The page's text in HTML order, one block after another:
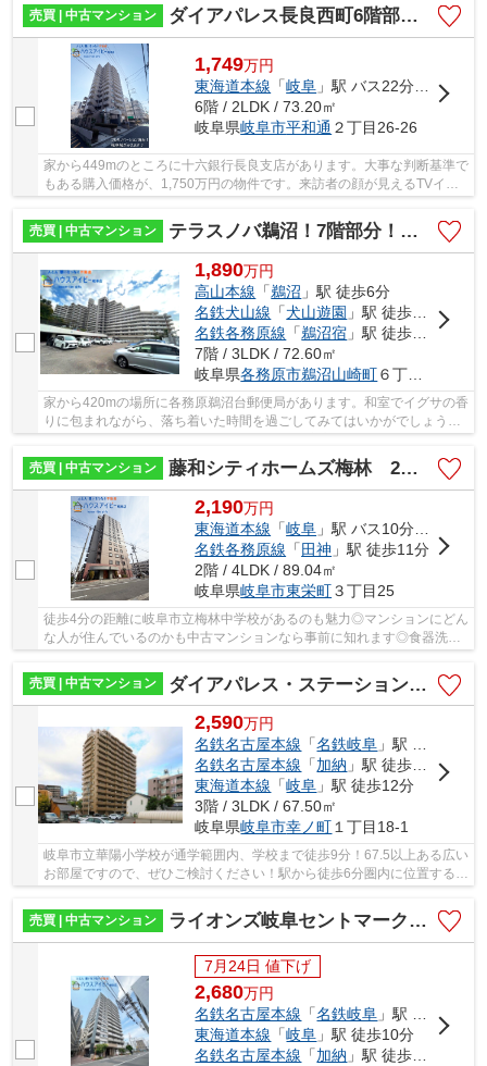
売買 | 中古マンション ダイアパレス長良西町6階部分！日当り・眺望良好です♪近隣駐車場確保あり！最寄りのバス停徒歩3分！
1,749万円
東海道本線 「岐阜 」駅 バス22分 「長良平和通り」 停歩2分
6階 / 2LDK / 73.20㎡
岐阜県岐阜市平和通 ２丁目26-26
家から449mのところに十六銀行長良支店があります。大事な判断基準で
もある購入価格が、1,750万円の物件です。来訪者の顔が見えるTVイン
売買 | 中古マンション
テラスノバ鵜沼！7階部分！管理費・修繕積立金合わせて13660円！ランニングコストが抑えられます♪
1,890万円
高山本線 「鵜沼 」駅 徒歩6分
名鉄犬山線 「犬山遊園 」駅 徒歩20分
名鉄各務原線 「鵜沼宿 」駅 徒歩24分
7階 / 3LDK / 72.60㎡
岐阜県各務原市鵜沼山崎町６丁目8-1
家から420mの場所に各務原鵜沼台郵便局があります。和室でイグサの香
りに包まれながら、落ち着いた時間を過ごしてみてはいかがでしょう
か。18階建ての建物もお探ししますので、ご安心...
売買 | 中古マンション
藤和シティホームズ梅林 2階南東角部屋！ペット飼育可能なマンション！お風呂の窓！4LDK！
2,190万円
東海道本線 「岐阜 」駅 バス10分 「東栄町3丁目」 停歩1分
名鉄各務原線 「田神 」駅 徒歩11分
2階 / 4LDK / 89.04㎡
岐阜県岐阜市東栄町３丁目25
徒歩4分の距離に岐阜市立梅林中学校があるのも魅力◎マンションにどん
な人が住んでいるのかも中古マンションなら事前に知れます◎食器洗乾
燥機は食後の家事の時間短縮に役立ちます◎住ま...
売買 | 中古マンション
ダイアパレス・ステーションプラザ新岐阜！名鉄岐阜駅まで徒歩6分！
2,590万円
名鉄名古屋本線 「名鉄岐阜 」駅 徒歩6分
名鉄名古屋本線 「加納 」駅 徒歩11分
東海道本線 「岐阜 」駅 徒歩12分
3階 / 3LDK / 67.50㎡
岐阜県岐阜市幸ノ町１丁目18-1
岐阜市立華陽小学校が通学範囲内、学校まで徒歩9分！67.5以上ある広い
お部屋ですので、ぜひご検討ください！駅から徒歩6分圏内に位置する物
売買 | 中古マンション
ライオンズ岐阜セントマークス弐番館5階部分！名鉄新岐阜駅まで徒歩2分！ペット飼育可能なマンション♪
7月24日 値下げ
2,680万円
名鉄名古屋本線 「名鉄岐阜 」駅 徒歩3分
東海道本線 「岐阜 」駅 徒歩10分
名鉄名古屋本線 「加納 」駅 徒歩12分